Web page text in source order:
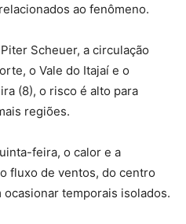
ao fenômeno.
Scheuer, a circulação
o Vale do Itajaí e o
(8), o risco é alto para
regiões.
feira, o calor e a
fluxo de ventos, do centro
ocasionar temporais isolados.